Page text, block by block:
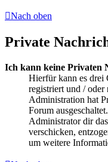
Nach oben
Private
Ich kann keine Privaten
Hierfür kann es drei
registriert und / oder
Administration hat
Forum
Administrator dir
verschicken,
um weitere